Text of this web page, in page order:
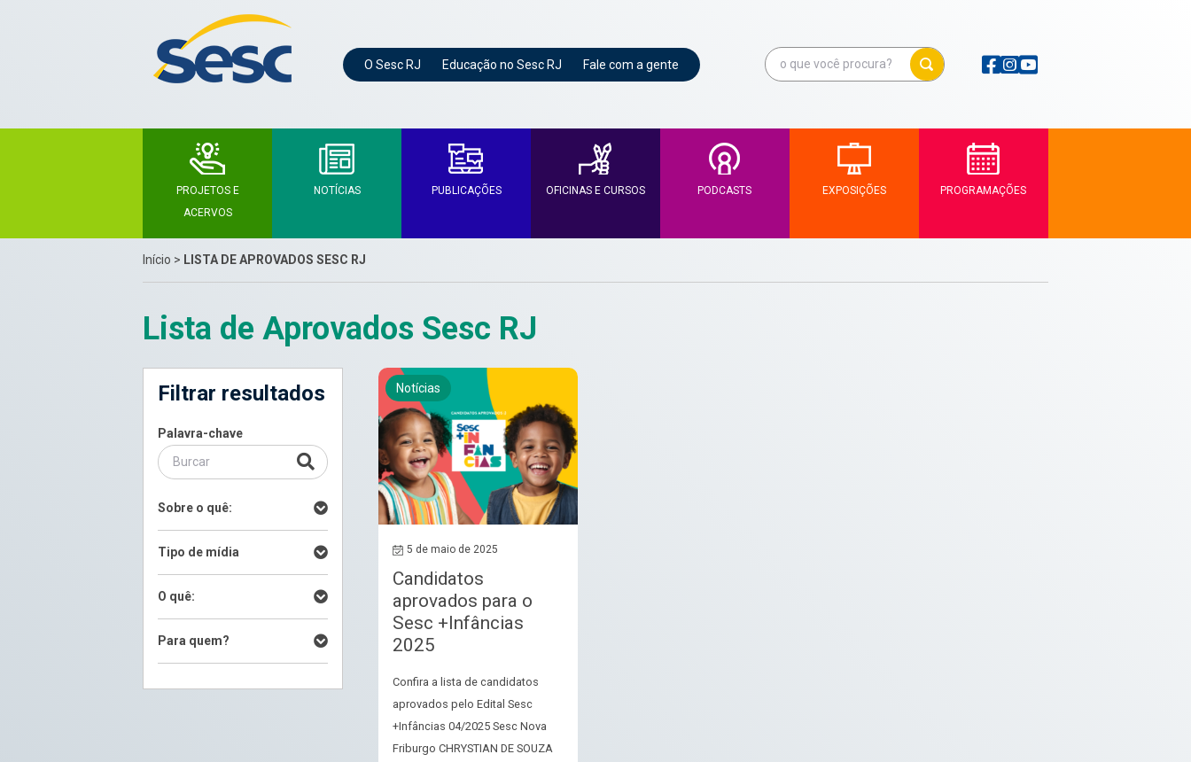
O Sesc RJ Educação no Sesc RJ Fale com a gente
PROJETOS E
ACERVOS
NOTÍCIAS PUBLICAÇÕES OFICINAS E CURSOS PODCASTS EXPOSIÇÕES PROGRAMAÇÕES
Início > LISTA DE APROVADOS SESC RJ
Lista de Aprovados Sesc RJ
Filtrar resultados
Palavra-chave
Sobre o quê:
Tipo de mídia
O quê:
Para quem?
Notícias
5 de maio de 2025
Candidatos
aprovados para o
Sesc +Infâncias
2025
Confira a lista de candidatos
aprovados pelo Edital Sesc
+Infâncias 04/2025 Sesc Nova
Friburgo CHRYSTIAN DE SOUZA